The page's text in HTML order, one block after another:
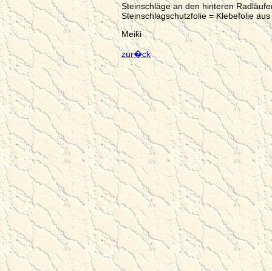
Steinschläge an den hinteren
Steinschlagschutzfolie = Klebefolie
Meiki
zur�ck